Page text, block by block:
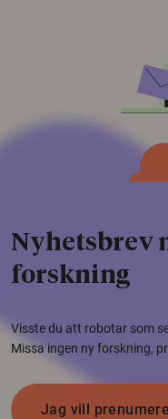
Nyhetsbrev
forskning
Visste du att robotar som
Missa ingen ny forskning,
Jag vill